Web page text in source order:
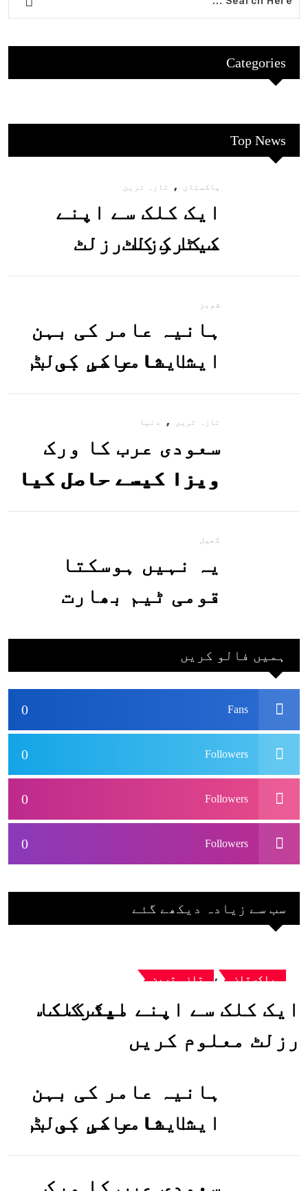
Categories
Top News
پاکستان , تازہ ترین
ایک کلک سے اپنے
میٹرک کا رزلٹ
معلوم کریں
شوبز
ہانیہ عامر کی بہن
ایشا عامر کی بولڈ
تصاویر وائرل ہو
گئیں
تازہ ترین , دنیا
سعودی عرب کا ورک
ویزا کیسے حاصل کیا
جاسکتا ہے؟جانیے
کھیل
یہ نہیں ہوسکتا
قومی ٹیم بھارت
بھارتی ٹیم پاکستان
نہ آئے، محسن نقوی
ہمیں فالو کریں
0 Fans
0 Followers
0 Followers
0 Followers
سب سے زیادہ دیکھے گئے
پاکستان , تازہ ترین
ایک کلک سے اپنے میٹرک کا
رزلٹ معلوم کریں
ہانیہ عامر کی بہن
ایشا عامر کی بولڈ
تصاویر وائرل ہو
گئیں